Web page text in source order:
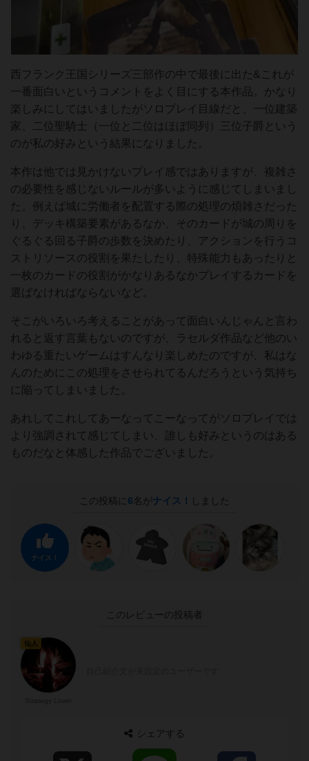
西フランク王国シリーズ三部作の中で最後に出た&これが
一番面白いというコメントをよく目にする本作品。かなり
楽しみにしてはいましたがソロプレイ目線だと、一位建築
家、二位聖騎士（一位と二位はほぼ同列）三位子爵という
のが私の好みという結果になりました。
本作は他では見かけないプレイ感ではありますが、複雑さ
の必要性を感じないルールが多いように感じてしまいまし
た。例えば城に労働者を配置する際の処理の煩雑さだった
り、デッキ構築要素があるなか、そのカードが城の周りを
ぐるぐる回る子爵の歩数を決めたり、アクションを行うコ
ストリソースの役割を果たしたり、特殊能力もあったりと
一枚のカードの役割がかなりあるなかプレイするカードを
選ばなければならないなど。
そこがいろいろ考えることがあって面白いんじゃんと言わ
れると返す言葉もないのですが、ラセルダ作品など他のい
わゆる重たいゲームはすんなり楽しめたのですが、私はな
んのためにこの処理をさせられてるんだろうという気持ち
に陥ってしまいました。
あれしてこれしてあーなってこーなってがソロプレイでは
より強調されて感じてしまい、誰しも好みというのはある
ものだなと体感した作品でございました。
この投稿に 6名がナイス！ しました
ナイス！
このレビューの投稿者
仙人
シェアする